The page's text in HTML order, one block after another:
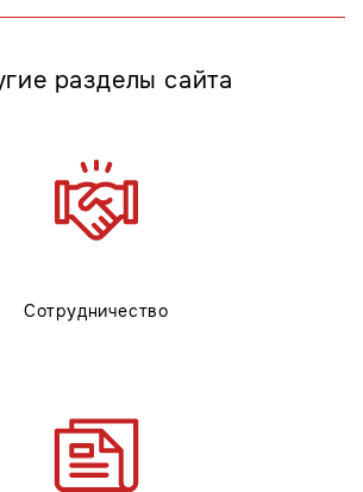
разделы сайта
Сотрудничество